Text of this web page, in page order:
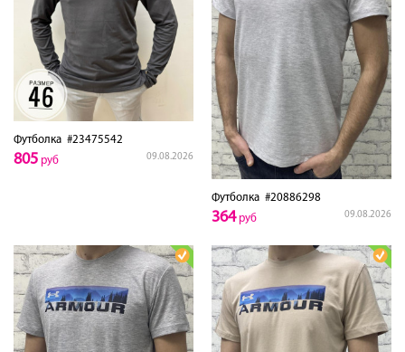
Футболка #23475542
09.08.2026
805 руб
Футболка #20886298
09.08.2026
364руб